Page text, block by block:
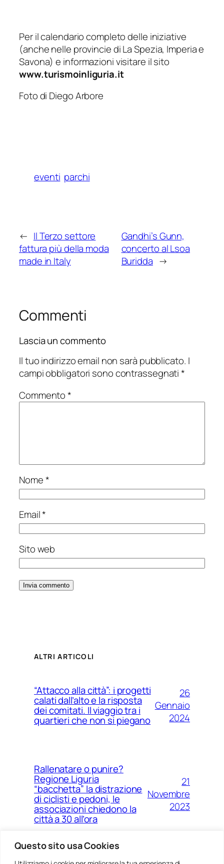
Questo sito usa Cookies
Per il calendario completo delle iniziative
(anche nelle provincie di La Spezia, Imperia e
Savona) e informazioni visitare il sito
www.turismoinliguria.it
Foto di Diego Arbore
eventi parchi
← Il Terzo settore
fattura più della moda
made in Italy
Gandhi’s Gunn,
concerto al Lsoa
Buridda →
Commenti
Lascia un commento
Il tuo indirizzo email non sarà pubblicato. I
campi obbligatori sono contrassegnati*
Commento*
Nome*
Email*
Sito web
ALTRI ARTICOLI
“Attacco alla città”: i progetti
calati dall’alto e la risposta
dei comitati. Il viaggio tra i
quartieri che non si piegano
26
Gennaio
2024
Rallenatare o punire?
Regione Liguria
“bacchetta” la distrazione
di ciclisti e pedoni, le
associazioni chiedono la
città a 30 all’ora
21
Novembre
2023